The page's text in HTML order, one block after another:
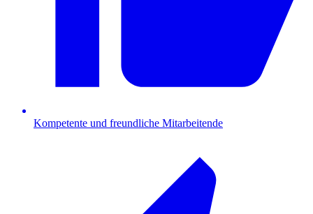
Kompetente und freundliche Mitarbeitende